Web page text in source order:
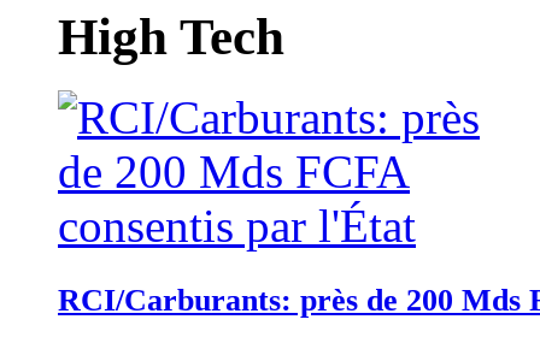
High Tech
RCI/Carburants: près de 200 Mds